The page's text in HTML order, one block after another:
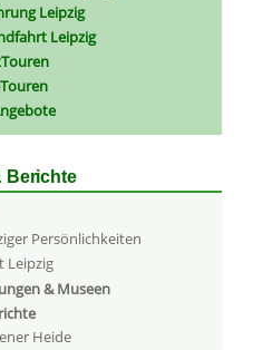
Leipzig
Leipzig
Berichte
Persönlichkeiten
Leipzig
& Museen
Heide